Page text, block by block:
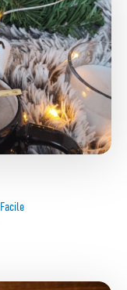
Facile